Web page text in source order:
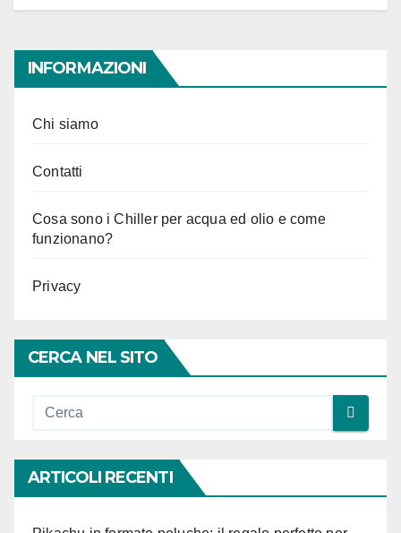
INFORMAZIONI
Chi siamo
Contatti
Cosa sono i Chiller per acqua ed olio e come
funzionano?
Privacy
CERCA NEL SITO
ARTICOLI RECENTI